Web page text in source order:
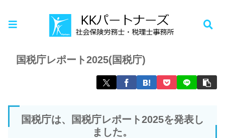
お知らせ
国税庁レポート2025(国税庁)
国税庁は、国税庁レポート2025を発表し
ました。